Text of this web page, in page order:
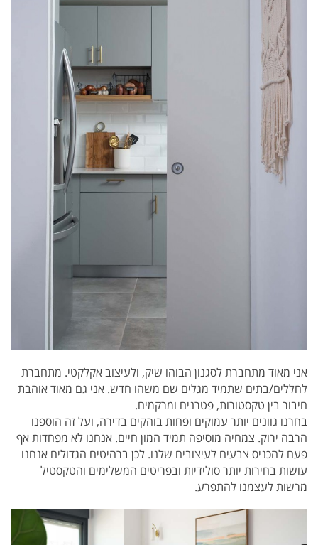
אני מאוד מתחברת לסגנון הבוהו שיק, ולעיצוב אקלקטי. מתחברת
לחללים/בתים שתמיד מגלים שם משהו חדש. אני גם מאוד אוהבת
חיבור בין טקסטורות, פטרנים ומרקמים.
בחרנו גוונים יותר עמוקים ופחות בוהקים בדירה, ועל זה הוספנו
הרבה ירוק. צמחיה מוסיפה תמיד המון חיים. אנחנו לא מפחדות אף
פעם להכניס צבעים לעיצובים שלנו. לכן ברהיטים הגדולים אנחנו
עושות בחירות יותר סולידיות ובפריטים המשלימים והטקסטיל
מרשות לעצמנו להתפרע.